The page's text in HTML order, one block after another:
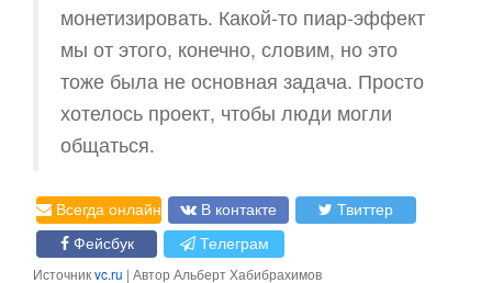
монетизировать. Какой-то пиар-эффект
мы от этого, конечно, словим, но это
тоже была не основная задача. Просто
хотелось проект, чтобы люди могли
общаться.
Всегда онлайн В контакте
Твиттер
Фейсбук
Телеграм
Источникvc.ru | Автор Альберт Хабибрахимов